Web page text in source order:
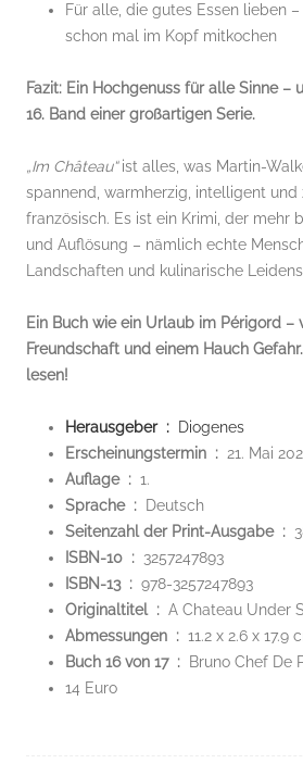
Für alle, die gutes Essen lieben
schon mal im Kopf mitkochen
Fazit: Ein Hochgenuss für alle Sinne –
16. Band einer großartigen Serie.
„Im Château“ist alles, was Martin-
spannend, warmherzig, intelligent und
französisch. Es ist ein Krimi, der mehr
und Auflösung – nämlich echte
Landschaften und kulinarische
Ein Buch wie ein Urlaub im Périgord –
Freundschaft und einem Hauch
lesen!
Herausgeber ‏ : ‎
Diogenes
Erscheinungstermin ‏ : ‎ 21. Mai
Auflage ‏ : ‎ 1.
Sprache ‏ : ‎
Deutsch
Seitenzahl der Print-Ausgabe ‏ : ‎
ISBN-10 ‏ : ‎ 3257247893
ISBN-13 ‏ : ‎ 978-3257247893
Originaltitel ‏ : ‎ A Chateau Under
Abmessungen ‏ : ‎ 11.2 x 2.6 x 17.9
Buch 16 von 17 ‏ : ‎
Bruno Chef De
14 Euro